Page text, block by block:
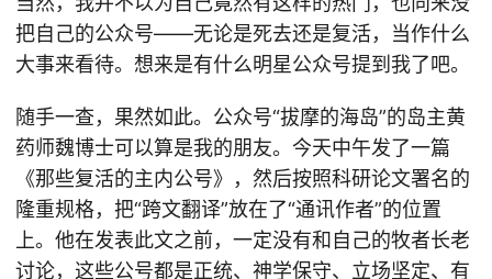
把自己的公众号——无论是死去还是复活，当作什么
大事来看待。想来是有什么明星公众号提到我了吧。
随手一查，果然如此。公众号“拔摩的海岛”的岛主黄
药师魏博士可以算是我的朋友。今天中午发了一篇
《那些复活的主内公号》，然后按照科研论文署名的
隆重规格，把“跨文翻译”放在了“通讯作者”的位置
上。他在发表此文之前，一定没有和自己的牧者长老
讨论，这些公号都是正统、神学保守、立场坚定、有